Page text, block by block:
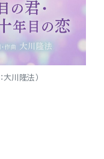
大川隆法）